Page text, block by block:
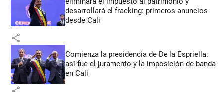
desarrollará el fracking: primeros anuncios
desde Cali
share
Comienza la presidencia de De la Espriella:
así fue el juramento y la imposición de banda
en Cali